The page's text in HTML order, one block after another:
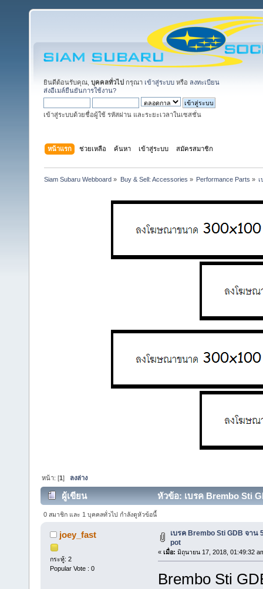
ยินดีต้อนรับคุณ, บุคคลทั่วไป กรุณา เข้าสู่ระบบ หรือ ลงทะเบียน
ส่งอีเมล์ยืนยันการใช้งาน?
เข้าสู่ระบบด้วยชื่อผู้ใช้ รหัสผ่าน และระยะเวลาในเซสชั่น
หน้าแรก ช่วยเหลือ ค้นหา เข้าสู่ระบบ สมัครสมาชิก
Siam Subaru Webboard » Buy & Sell: Accessories » Performance Parts » เ
หน้า: [1] ลงล่าง
ผู้เขียน หัวข้อ: เบรค Brembo Sti
0 สมาชิก และ 1 บุคคลทั่วไป กำลังดูหัวข้อนี้
joey_fast
กระทู้: 2
Popular Vote : 0
เบรค Brembo Sti GDB จาน
pot
« เมื่อ: มิถุนายน 17, 2018, 01:49:32
Brembo Sti